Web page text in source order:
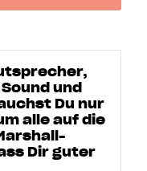
und
Du nur
alle auf die
Dir guter